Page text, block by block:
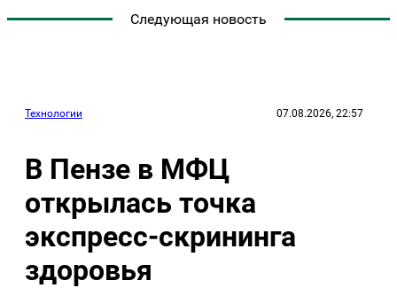
Следующая новость
Технологии 07.08.2026, 22:57
В Пензе в МФЦ
открылась точка
экспресс-скрининга
здоровья